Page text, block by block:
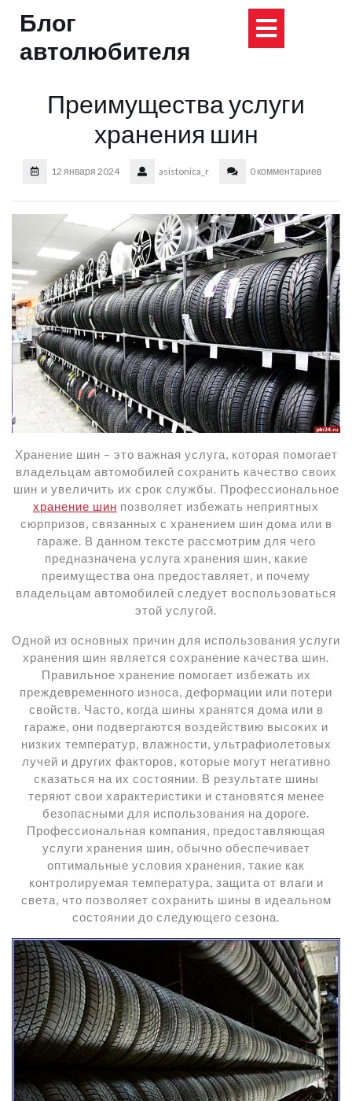
Блог
автолюбителя
Преимущества услуги
хранения шин
12 января 2024 asistonica_r 0 комментариев
Хранение шин – это важная услуга, которая помогает
владельцам автомобилей сохранить качество своих
шин и увеличить их срок службы. Профессиональное
хранение шин позволяет избежать неприятных
сюрпризов, связанных с хранением шин дома или в
гараже. В данном тексте рассмотрим для чего
предназначена услуга хранения шин, какие
преимущества она предоставляет, и почему
владельцам автомобилей следует воспользоваться
этой услугой.
Одной из основных причин для использования услуги
хранения шин является сохранение качества шин.
Правильное хранение помогает избежать их
преждевременного износа, деформации или потери
свойств. Часто, когда шины хранятся дома или в
гараже, они подвергаются воздействию высоких и
низких температур, влажности, ультрафиолетовых
лучей и других факторов, которые могут негативно
сказаться на их состоянии. В результате шины
теряют свои характеристики и становятся менее
безопасными для использования на дороге.
Профессиональная компания, предоставляющая
услуги хранения шин, обычно обеспечивает
оптимальные условия хранения, такие как
контролируемая температура, защита от влаги и
света, что позволяет сохранить шины в идеальном
состоянии до следующего сезона.